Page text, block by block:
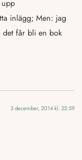
inlägg; Men: jag
får bli en bok
3 december, 2014 kl. 22:59